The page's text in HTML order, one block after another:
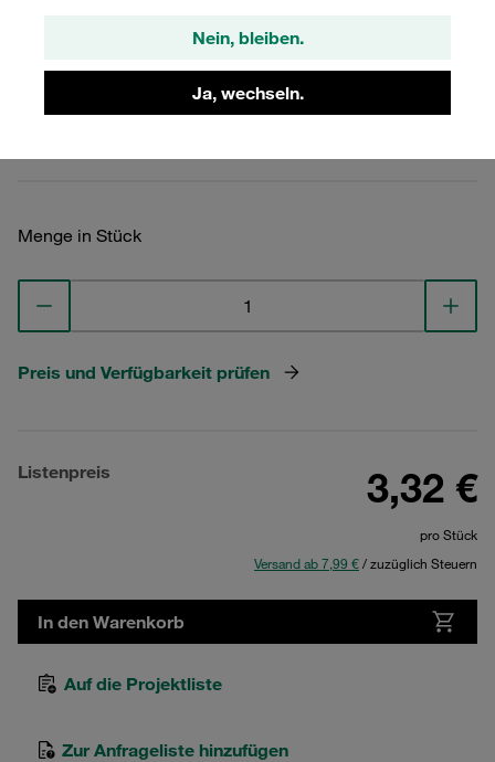
Nein, bleiben.
Ja, wechseln.
Menge in Stück
Preis und Verfügbarkeit prüfen
Listenpreis 3,32 €
pro Stück
Versand ab 7,99 €/ zuzüglich Steuern
In den Warenkorb
Auf die Projektliste
Zur Anfrageliste hinzufügen